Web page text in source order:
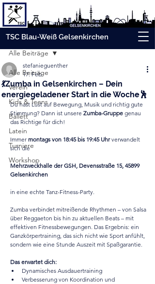
TSC Blau-Weiß Gelsenkirchen
Beitrag
Alle Beiträge
Verein
Kids & Teens
Ballett
Latein
Turniere
Workshop
Alle Beiträge
💃Zumba in Gelsenkirchen – Dein
energiegeladener Start in die Woche🕺
stefanieguenther
17. Feb.
Du hast Lust auf Bewegung, Musik und richtig gute
Stimmung? Dann ist unsere Zumba-Gruppe genau
das Richtige für dich!
Immer montags von 18:45 bis 19:45 Uhr verwandelt
sich die
Mehrzweckhalle der GSH, Devensstraße 15, 45899
Gelsenkirchen
in eine echte Tanz-Fitness-Party.
Zumba verbindet mitreißende Rhythmen – von Salsa
über Reggaeton bis hin zu aktuellen Beats – mit
effektiven Fitnessbewegungen. Das Ergebnis: ein
Ganzkörpertraining, das sich nicht wie Sport anfühlt,
sondern wie eine Stunde Auszeit mit Spaßgarantie.
Das erwartet dich:
Dynamisches Ausdauertraining
Verbesserung von Koordination und